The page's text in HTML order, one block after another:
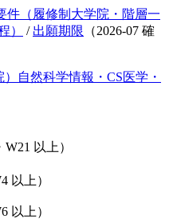
件（履修制大学院・階層一
） / 出願期限 （2026-07 確
自然科学情報・CS医学・
以上）
以上）
以上）